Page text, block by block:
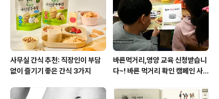
사무실 간식 추천: 직장인이 부담
없이 즐기기 좋은 간식 3가지
바른먹거리,영양 교육 신청받습니
다~! 바른 먹거리 확인 캠페인 사